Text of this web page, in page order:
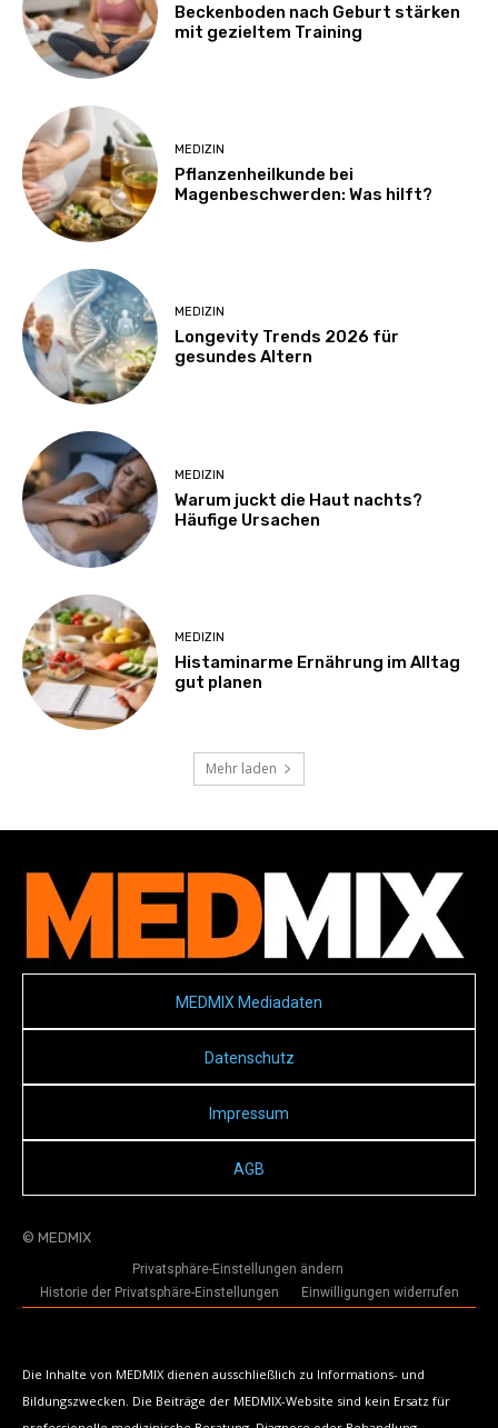
Beckenboden nach Geburt stärken
mit gezieltem Training
MEDIZIN
Pflanzenheilkunde bei
Magenbeschwerden: Was hilft?
MEDIZIN
Longevity Trends 2026 für
gesundes Altern
MEDIZIN
Warum juckt die Haut nachts?
Häufige Ursachen
MEDIZIN
Histaminarme Ernährung im Alltag
gut planen
Mehr laden
MEDMIX Mediadaten
Datenschutz
Impressum
AGB
© MEDMIX
Privatsphäre-Einstellungen ändern
Historie der Privatsphäre-Einstellungen
Einwilligungen widerrufen
Die Inhalte von MEDMIX dienen ausschließlich zu Informations- und
Bildungszwecken. Die Beiträge der MEDMIX-Website sind kein Ersatz für